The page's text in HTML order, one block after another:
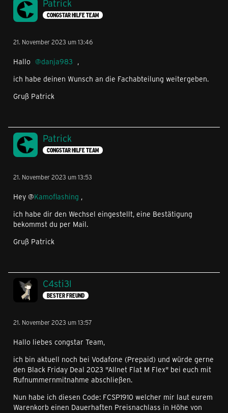
Patrick
CONGSTAR HILFE TEAM
21. November 2023 um 13:46
Hallo danja983 ,
ich habe deinen Wunsch an die Fachabteilung weitergeben.
Gruß Patrick
Patrick
CONGSTAR HILFE TEAM
21. November 2023 um 13:53
Hey @Kamoflashing ,
ich habe dir den Wechsel eingestellt, eine Bestätigung
bekommst du per Mail.
Gruß Patrick
C4sti3l
BESTER FREUND
21. November 2023 um 13:57
Hallo liebes congstar Team,
ich bin aktuell noch bei Vodafone (Prepaid) und würde gerne
den Black Friday Deal 2023 "Allnet Flat M Flex" bei euch mit
Rufnummernmitnahme abschließen.
Nun habe ich diesen Code: FCSP1910 welcher mir laut eurem
Warenkorb einen Dauerhaften Preisnachlass in Höhe von